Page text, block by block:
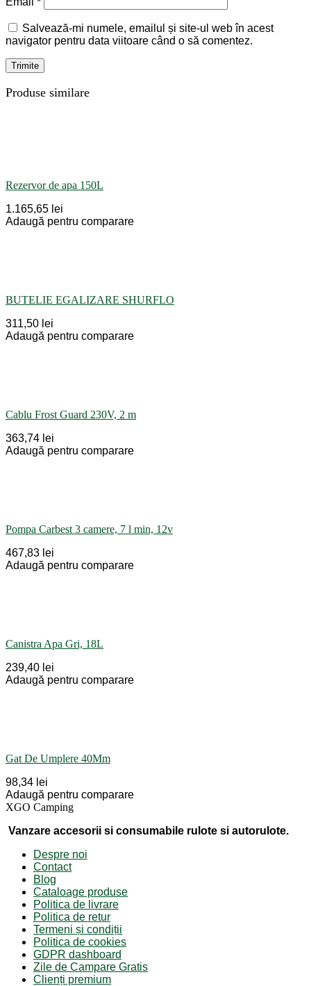
Salvează-mi numele, emailul și site-ul web în acest
navigator pentru data viitoare când o să comentez.
Produse similare
Rezervor de apa 150L
1.165,65 lei
Adaugă pentru comparare
BUTELIE EGALIZARE SHURFLO
311,50 lei
Adaugă pentru comparare
Cablu Frost Guard 230V, 2 m
363,74 lei
Adaugă pentru comparare
Pompa Carbest 3 camere, 7 l min, 12v
467,83 lei
Adaugă pentru comparare
Canistra Apa Gri, 18L
239,40 lei
Adaugă pentru comparare
Gat De Umplere 40Mm
98,34 lei
Adaugă pentru comparare
XGO Camping
Vanzare accesorii si consumabile rulote si autorulote.
Despre noi
Contact
Blog
Cataloage produse
Politica de livrare
Politica de retur
Termeni și condiții
Politica de cookies
GDPR dashboard
Zile de Campare Gratis
Clienți premium